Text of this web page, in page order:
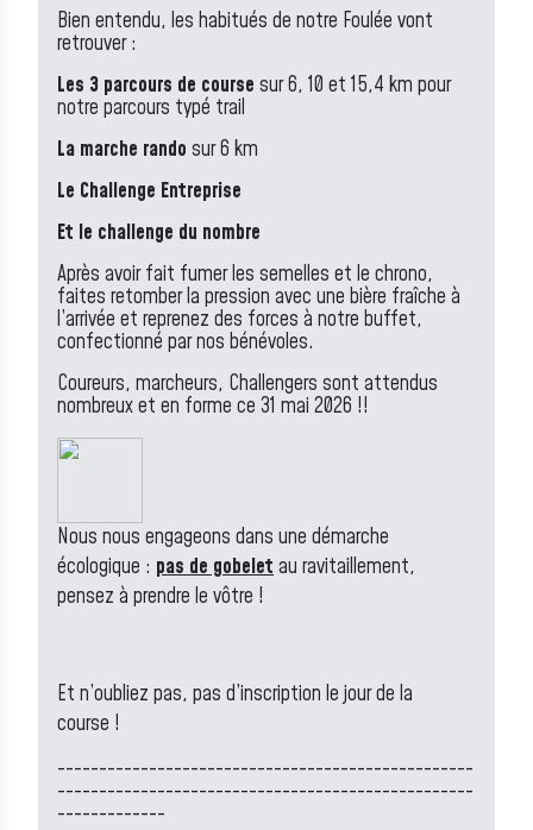
Bien entendu, les habitués de notre Foulée vont
retrouver :
Les 3 parcours de course sur 6, 10 et 15,4 km pour
notre parcours typé trail
La marche rando sur 6 km
Le Challenge Entreprise
Et le challenge du nombre
Après avoir fait fumer les semelles et le chrono,
faites retomber la pression avec une bière fraîche à
l’arrivée et reprenez des forces à notre buffet,
confectionné par nos bénévoles.
Coureurs, marcheurs, Challengers sont attendus
nombreux et en forme ce 31 mai 2026 !!
Nous nous engageons dans une démarche
écologique : pas de gobelet au ravitaillement,
pensez à prendre le vôtre !
Et n’oubliez pas, pas d’inscription le jour de la
course !
--------------------------------------------------
--------------------------------------------------
-------------